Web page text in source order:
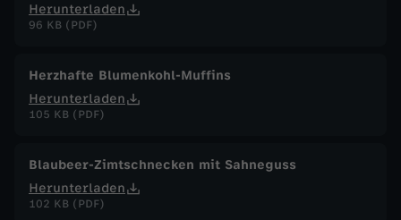
Herunterladen
96 KB (PDF)
Herzhafte Blumenkohl-Muffins
Herunterladen
105 KB (PDF)
Blaubeer-Zimtschnecken mit Sahneguss
Herunterladen
102 KB (PDF)